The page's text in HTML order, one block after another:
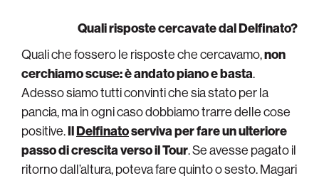
Quali risposte cercavate dal Delfinato?
Quali che fossero le risposte che cercavamo,non
cerchiamo scuse: è andato piano e basta.
Adesso siamo tutti convinti che sia stato per la
pancia, ma in ogni caso dobbiamo trarre delle cose
positive.IlDelfinatoserviva per fare un ulteriore
passo di crescita verso il Tour. Se avesse pagato il
ritorno dall’altura, poteva fare quinto o sesto. Magari